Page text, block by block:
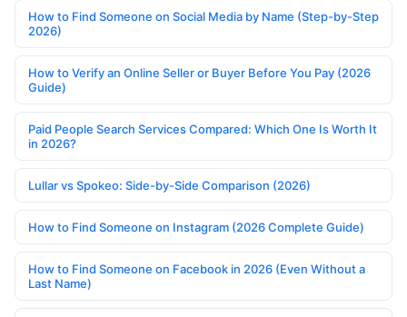
How to Find Someone on Social Media by Name (Step-by-Step
2026)
How to Verify an Online Seller or Buyer Before You Pay (2026
Guide)
Paid People Search Services Compared: Which One Is Worth It
in 2026?
Lullar vs Spokeo: Side-by-Side Comparison (2026)
How to Find Someone on Instagram (2026 Complete Guide)
How to Find Someone on Facebook in 2026 (Even Without a
Last Name)